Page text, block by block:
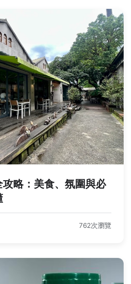
略：美食、氛圍與必
762次瀏覽